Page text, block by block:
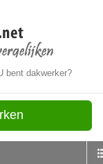
bent dakwerker?